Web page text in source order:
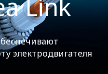
Link
электродвигателя